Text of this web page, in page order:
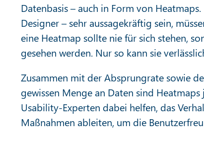
Datenbasis – auch in Form von
Designer – sehr aussagekräftig sein,
eine Heatmap sollte nie für sich stehen,
gesehen werden. Nur so kann sie
Zusammen mit der Absprungrate sowie
gewissen Menge an Daten sind
Usability-Experten dabei helfen, das
Maßnahmen ableiten, um die